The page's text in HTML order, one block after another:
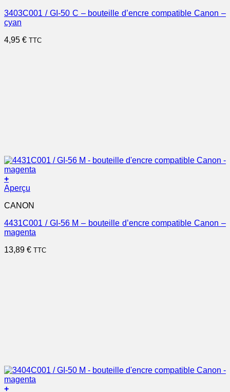
3403C001 / GI-50 C – bouteille d’encre compatible Canon –
cyan
4,95 € TTC
+
Aperçu
CANON
4431C001 / GI-56 M – bouteille d’encre compatible Canon –
magenta
13,89 € TTC
+